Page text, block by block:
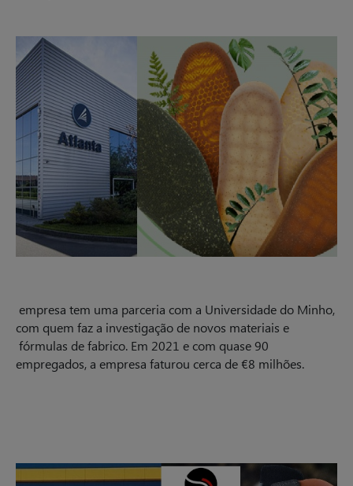
empresa tem uma parceria com a Universidade do Minho,
com quem faz a investigação de novos materiais e
fórmulas de fabrico. Em 2021 e com quase 90
empregados, a empresa faturou cerca de €8 milhões.